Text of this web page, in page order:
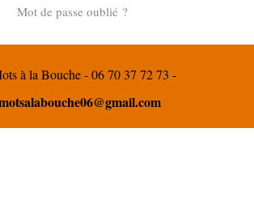
Mot de passe oublié ?
à la Bouche - 06 70 37 72 73 -